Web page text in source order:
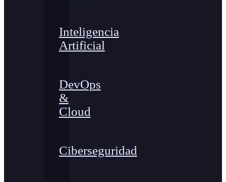
Inteligencia
Artificial
DevOps
&
Cloud
Ciberseguridad